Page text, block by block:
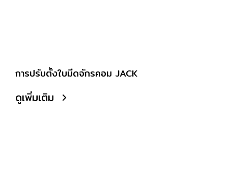
การปรับตั้งใบมีดจักรคอม JACK
ดูเพิ่มเติม